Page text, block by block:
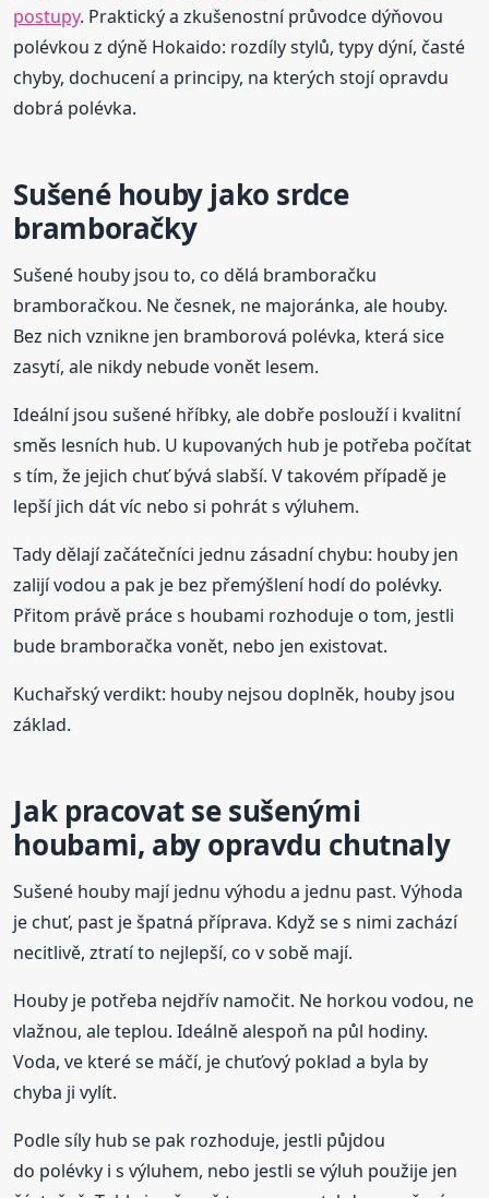
postupy. Praktický a zkušenostní průvodce dýňovou
polévkou z dýně Hokaido: rozdíly stylů, typy dýní, časté
chyby, dochucení a principy, na kterých stojí opravdu
dobrá polévka.
Sušené houby jako srdce
bramboračky
Sušené houby jsou to, co dělá bramboračku
bramboračkou. Ne česnek, ne majoránka, ale houby.
Bez nich vznikne jen bramborová polévka, která sice
zasytí, ale nikdy nebude vonět lesem.
Ideální jsou sušené hříbky, ale dobře poslouží i kvalitní
směs lesních hub. U kupovaných hub je potřeba počítat
s tím, že jejich chuť bývá slabší. V takovém případě je
lepší jich dát víc nebo si pohrát s výluhem.
Tady dělají začátečníci jednu zásadní chybu: houby jen
zalijí vodou a pak je bez přemýšlení hodí do polévky.
Přitom právě práce s houbami rozhoduje o tom, jestli
bude bramboračka vonět, nebo jen existovat.
Kuchařský verdikt: houby nejsou doplněk, houby jsou
základ.
Jak pracovat se sušenými
houbami, aby opravdu chutnaly
Sušené houby mají jednu výhodu a jednu past. Výhoda
je chuť, past je špatná příprava. Když se s nimi zachází
necitlivě, ztratí to nejlepší, co v sobě mají.
Houby je potřeba nejdřív namočit. Ne horkou vodou, ne
vlažnou, ale teplou. Ideálně alespoň na půl hodiny.
Voda, ve které se máčí, je chuťový poklad a byla by
chyba ji vylít.
Podle síly hub se pak rozhoduje, jestli půjdou
do polévky i s výluhem, nebo jestli se výluh použije jen